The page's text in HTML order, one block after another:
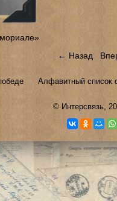
← Назад
Алфавитный список
© Интерсвязь,